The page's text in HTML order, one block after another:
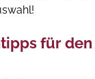
für den